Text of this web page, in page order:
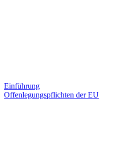
Einführung
Offenlegungspflichten der EU